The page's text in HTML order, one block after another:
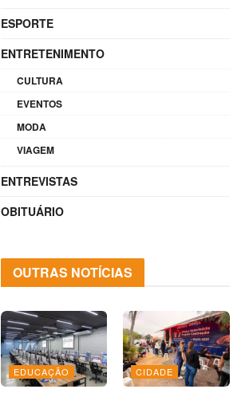
ESPORTE
ENTRETENIMENTO
CULTURA
EVENTOS
MODA
VIAGEM
ENTREVISTAS
OBITUÁRIO
OUTRAS NOTÍCIAS
EDUCAÇÃO CIDADE